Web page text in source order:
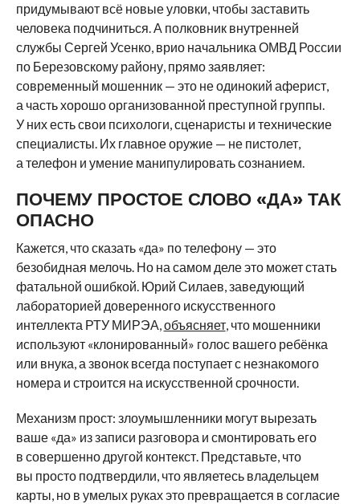
придумывают всё новые уловки, чтобы заставить
человека подчиниться. А полковник внутренней
службы Сергей Усенко, врио начальника ОМВД России
по Березовскому району, прямо заявляет:
современный мошенник — это не одинокий аферист,
а часть хорошо организованной преступной группы.
У них есть свои психологи, сценаристы и технические
специалисты. Их главное оружие — не пистолет,
а телефон и умение манипулировать сознанием.
ПОЧЕМУ ПРОСТОЕ СЛОВО «ДА» ТАК
ОПАСНО
Кажется, что сказать «да» по телефону — это
безобидная мелочь. Но на самом деле это может стать
фатальной ошибкой. Юрий Силаев, заведующий
лабораторией доверенного искусственного
интеллекта РТУ МИРЭА,объясняет, что мошенники
используют «клонированный» голос вашего ребёнка
или внука, а звонок всегда поступает с незнакомого
номера и строится на искусственной срочности.
Механизм прост: злоумышленники могут вырезать
ваше «да» из записи разговора и смонтировать его
в совершенно другой контекст. Представьте, что
вы просто подтвердили, что являетесь владельцем
карты, но в умелых руках это превращается в согласие